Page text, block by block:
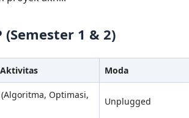
(Semester 1 & 2)
Moda
Optimasi,
Unplugged